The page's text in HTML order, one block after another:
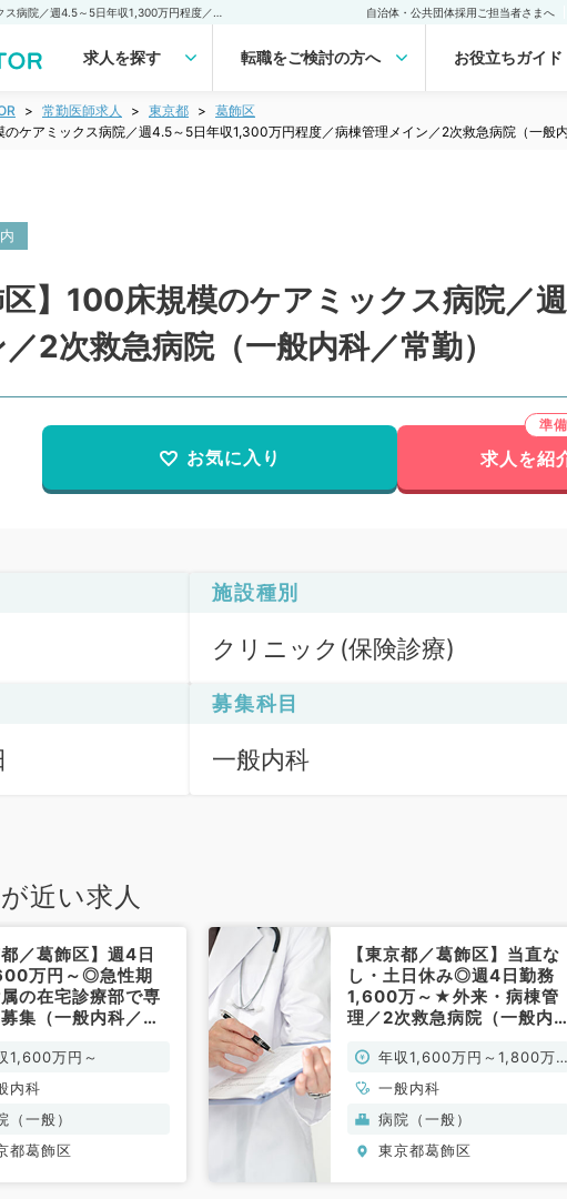
自治体・公共団体採用ご担当者さまへ
求人を探す 転職をご検討の方へ お役立ちガイド
常勤医師求人 東京都
葛飾区
のケアミックス病院／週4.5～5日年収1,300万円程度／病棟管理メイン／2次救急病院（一般内
区】100床規模のケアミックス病院／
2次救急病院（一般内科／常勤）
お気に入り 求人を紹
施設種別
クリニック(保険診療)
募集科目
一般内科
近い求人
都／葛飾区】週4日
万円～◎急性期
の在宅診療部で専
集（一般内科／常
1,600万円～
内科
（一般）
都葛飾区
【東京都／葛飾区】当直な
し・土日休み◎週4日勤務
1,600万～★外来・病棟管
理／2次救急病院（一般内
年収1,600万円～1,800万
一般内科
病院（一般）
東京都葛飾区